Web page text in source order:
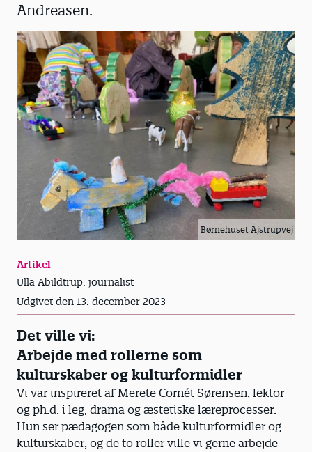
Andreasen.
Børnehuset Ajstrupvej
Artikel
Ulla Abildtrup, journalist
Udgivet den 13. december 2023
Det ville vi:
Arbejde med rollerne som
kulturskaber og kulturformidler
Vi var inspireret af Merete Cornét Sørensen, lektor
og ph.d. i leg, drama og æstetiske læreprocesser.
Hun ser pædagogen som både kulturformidler og
kulturskaber, og de to roller ville vi gerne arbejde